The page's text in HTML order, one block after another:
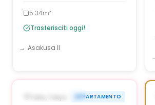
5.34m²
Trasferisciti oggi!
Asakusa II
DISPONIBILE ORA
‹ ›
Taito, Tokyo APPARTAMENTO